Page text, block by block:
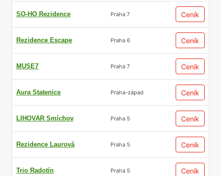
SO-HO Rezidence Praha 7 Ceník
Rezidence Escape Praha 6 Ceník
MUSE7 Praha 7 Ceník
Aura Statenice Praha-západ Ceník
LIHOVAR Smíchov Praha 5 Ceník
Rezidence Laurová Praha 5 Ceník
Trio Radotín Praha 5 Ceník